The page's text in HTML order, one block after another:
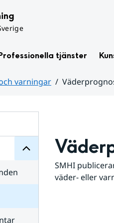
tjänster
varningar
för
SMHI
väder- eller